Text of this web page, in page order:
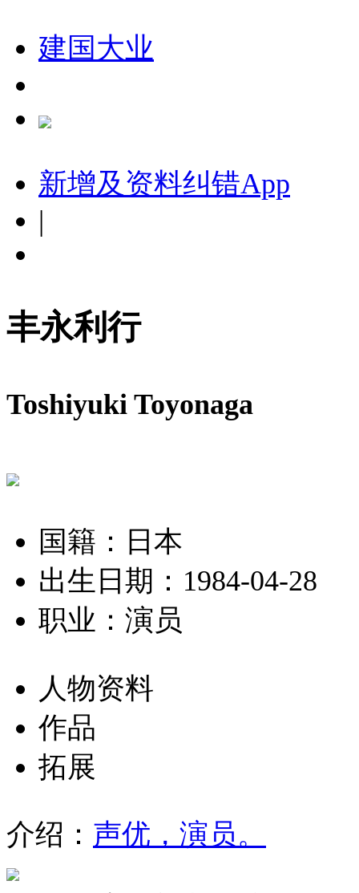
建国大业
新增及资料纠错App
|
丰永利行
Toshiyuki Toyonaga
国籍：日本
出生日期：1984-04-28
职业：演员
人物资料
作品
拓展
介绍： 声优，演员。